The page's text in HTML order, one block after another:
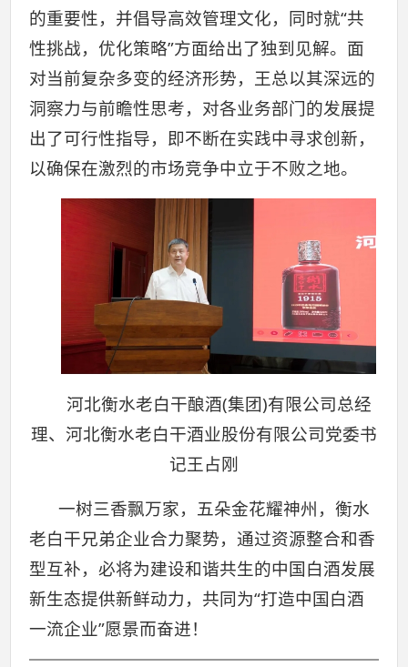
的重要性，并倡导高效管理文化，同时就“共
性挑战，优化策略”方面给出了独到见解。面
对当前复杂多变的经济形势，王总以其深远的
洞察力与前瞻性思考，对各业务部门的发展提
出了可行性指导，即不断在实践中寻求创新，
以确保在激烈的市场竞争中立于不败之地。
河北衡水老白干酿酒(集团)有限公司总经
理、河北衡水老白干酒业股份有限公司党委书
记王占刚
一树三香飘万家，五朵金花耀神州，衡水
老白干兄弟企业合力聚势，通过资源整合和香
型互补，必将为建设和谐共生的中国白酒发展
新生态提供新鲜动力，共同为“打造中国白酒
一流企业”愿景而奋进！